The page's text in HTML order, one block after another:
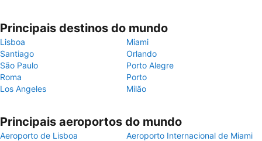
Principais destinos do mundo
Lisboa
Miami
Santiago
Orlando
São Paulo
Porto Alegre
Roma
Porto
Los Angeles
Milão
Principais aeroportos do mundo
Aeroporto de Lisboa
Aeroporto Internacional de Miami